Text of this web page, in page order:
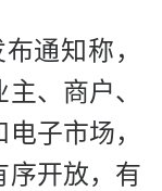
通知称，
、商户、
子市场，
序开放，有